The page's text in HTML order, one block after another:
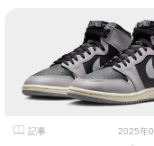
記事 2025年